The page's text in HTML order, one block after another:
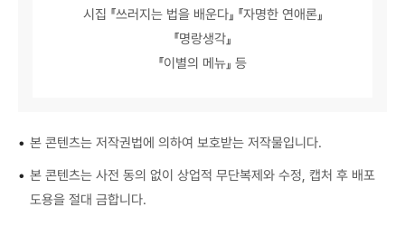
시집 『쓰러지는 법을 배운다』 『자명한 연애론』
『명랑생각』
『이별의 메뉴』 등
• 본 콘텐츠는 저작권법에 의하여 보호받는 저작물입니다.
• 본 콘텐츠는 사전 동의 없이 상업적 무단복제와 수정, 캡처 후 배포
도용을 절대 금합니다.